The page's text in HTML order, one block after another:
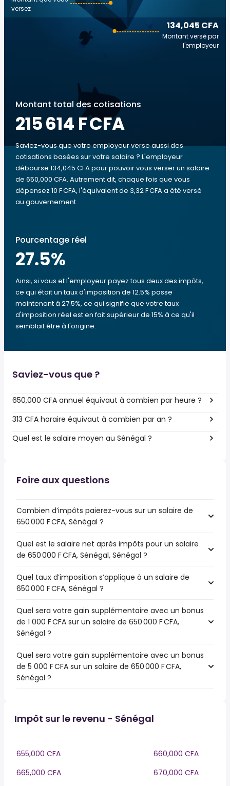
134,045 CFA
Montant versé par
l'employeur
versez
Montant total des cotisations
215 614 F CFA
Saviez-vous que votre employeur verse aussi des
cotisations basées sur votre salaire ? L'employeur
débourse 134,045 CFA pour pouvoir vous verser un salaire
de 650,000 CFA. Autrement dit, chaque fois que vous
dépensez 10 F CFA, l'équivalent de 3,32 F CFA a été versé
au gouvernement.
Pourcentage réel
27.5%
Ainsi, si vous et l'employeur payez tous deux des impôts,
ce qui était un taux d'imposition de 12.5% passe
maintenant à 27.5%, ce qui signifie que votre taux
d'imposition réel est en fait supérieur de 15% à ce qu'il
semblait être à l'origine.
Saviez-vous que ?
650,000 CFA annuel équivaut à combien par heure ?
313 CFA horaire équivaut à combien par an ?
Quel est le salaire moyen au Sénégal ?
Foire aux questions
Combien d’impôts paierez-vous sur un salaire de
650 000 F CFA, Sénégal ?
Quel est le salaire net après impôts pour un salaire
de 650 000 F CFA, Sénégal, Sénégal ?
Quel taux d’imposition s’applique à un salaire de
650 000 F CFA, Sénégal ?
Quel sera votre gain supplémentaire avec un bonus
de 1 000 F CFA sur un salaire de 650 000 F CFA,
Sénégal ?
Quel sera votre gain supplémentaire avec un bonus
de 5 000 F CFA sur un salaire de 650 000 F CFA,
Sénégal ?
Impôt sur le revenu - Sénégal
655,000 CFA
660,000 CFA
665,000 CFA
670,000 CFA